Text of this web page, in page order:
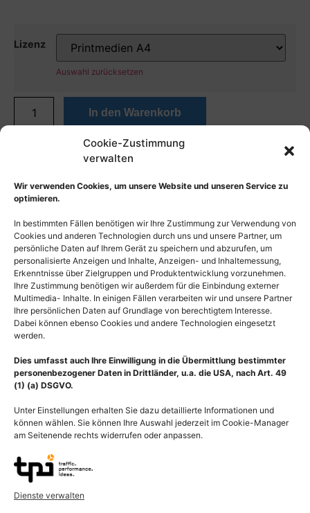
Cookie-Zustimmung
verwalten
Wir verwenden Cookies, um unsere Website und unseren Service zu
optimieren.
In bestimmten Fällen benötigen wir Ihre Zustimmung zur Verwendung von
Cookies und anderen Technologien durch uns und unsere Partner, um
persönliche Daten auf Ihrem Gerät zu speichern und abzurufen, um
personalisierte Anzeigen und Inhalte, Anzeigen- und Inhaltemessung,
Erkenntnisse über Zielgruppen und Produktentwicklung vorzunehmen.
Ihre Zustimmung benötigen wir außerdem für die Einbindung externer
Multimedia- Inhalte. In einigen Fällen verarbeiten wir und unsere Partner
Ihre persönlichen Daten auf Grundlage von berechtigtem Interesse.
Dabei können ebenso Cookies und andere Technologien eingesetzt
werden.
Dies umfasst auch Ihre Einwilligung in die Übermittlung bestimmter
personenbezogener Daten in Drittländer, u.a. die USA, nach Art. 49
(1) (a) DSGVO.
Unter Einstellungen erhalten Sie dazu detaillierte Informationen und
können wählen. Sie können Ihre Auswahl jederzeit im Cookie-Manager
am Seitenende rechts widerrufen oder anpassen.
Dienste verwalten
Lizenz
Auswahl zurücksetzen
In den Warenkorb